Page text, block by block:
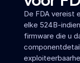
De FDA vereist
elke 524B-
firmware die u